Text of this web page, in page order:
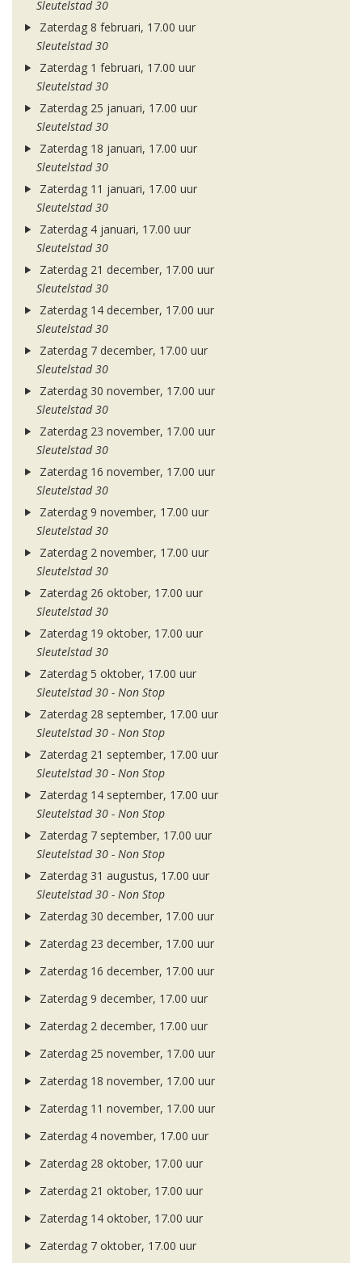
Sleutelstad 30
Zaterdag 8 februari, 17.00 uur
Sleutelstad 30
Zaterdag 1 februari, 17.00 uur
Sleutelstad 30
Zaterdag 25 januari, 17.00 uur
Sleutelstad 30
Zaterdag 18 januari, 17.00 uur
Sleutelstad 30
Zaterdag 11 januari, 17.00 uur
Sleutelstad 30
Zaterdag 4 januari, 17.00 uur
Sleutelstad 30
Zaterdag 21 december, 17.00 uur
Sleutelstad 30
Zaterdag 14 december, 17.00 uur
Sleutelstad 30
Zaterdag 7 december, 17.00 uur
Sleutelstad 30
Zaterdag 30 november, 17.00 uur
Sleutelstad 30
Zaterdag 23 november, 17.00 uur
Sleutelstad 30
Zaterdag 16 november, 17.00 uur
Sleutelstad 30
Zaterdag 9 november, 17.00 uur
Sleutelstad 30
Zaterdag 2 november, 17.00 uur
Sleutelstad 30
Zaterdag 26 oktober, 17.00 uur
Sleutelstad 30
Zaterdag 19 oktober, 17.00 uur
Sleutelstad 30
Zaterdag 5 oktober, 17.00 uur
Sleutelstad 30 - Non Stop
Zaterdag 28 september, 17.00 uur
Sleutelstad 30 - Non Stop
Zaterdag 21 september, 17.00 uur
Sleutelstad 30 - Non Stop
Zaterdag 14 september, 17.00 uur
Sleutelstad 30 - Non Stop
Zaterdag 7 september, 17.00 uur
Sleutelstad 30 - Non Stop
Zaterdag 31 augustus, 17.00 uur
Sleutelstad 30 - Non Stop
Zaterdag 30 december, 17.00 uur
Zaterdag 23 december, 17.00 uur
Zaterdag 16 december, 17.00 uur
Zaterdag 9 december, 17.00 uur
Zaterdag 2 december, 17.00 uur
Zaterdag 25 november, 17.00 uur
Zaterdag 18 november, 17.00 uur
Zaterdag 11 november, 17.00 uur
Zaterdag 4 november, 17.00 uur
Zaterdag 28 oktober, 17.00 uur
Zaterdag 21 oktober, 17.00 uur
Zaterdag 14 oktober, 17.00 uur
Zaterdag 7 oktober, 17.00 uur